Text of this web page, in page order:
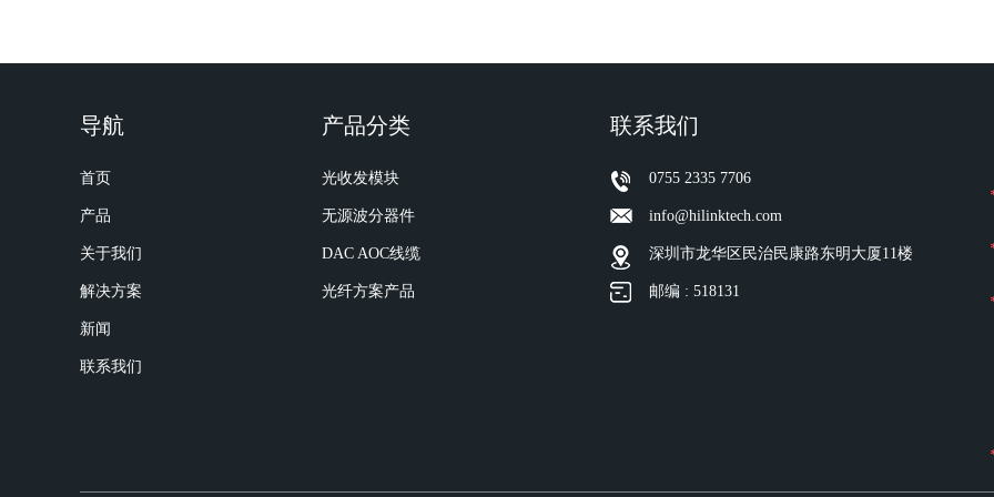
导航
首页
产品
关于我们
解决方案
新闻
联系我们
产品分类
光收发模块
无源波分器件
DAC AOC线缆
光纤方案产品
联系我们
0755 2335 7706
info@hilinktech.com
深圳市龙华区民治民康路东明大厦11楼
邮编 : 518131